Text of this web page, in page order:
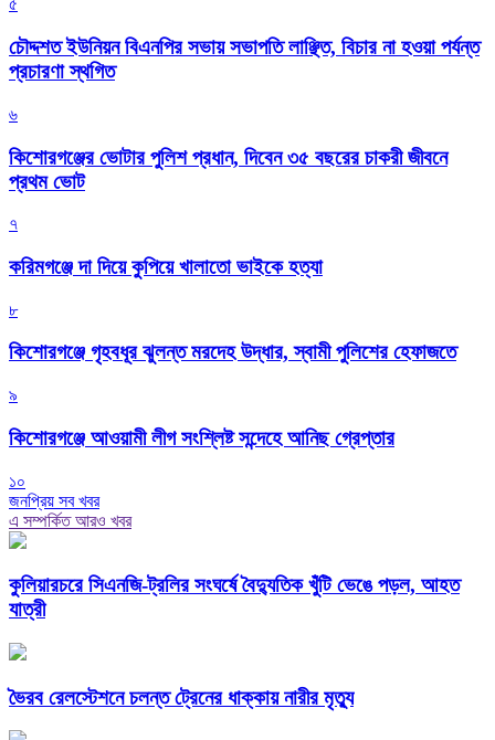
৫
চৌদ্দশত ইউনিয়ন বিএনপির সভায় সভাপতি লাঞ্ছিত, বিচার না হওয়া পর্যন্ত
প্রচারণা স্থগিত
৬
কিশোরগঞ্জের ভোটার পুলিশ প্রধান, দিবেন ৩৫ বছরের চাকরী জীবনে
প্রথম ভোট
৭
করিমগঞ্জে দা দিয়ে কুপিয়ে খালাতো ভাইকে হত্যা
৮
কিশোরগঞ্জে গৃহবধূর ঝুলন্ত মরদেহ উদ্ধার, স্বামী পুলিশের হেফাজতে
৯
কিশোরগঞ্জে আওয়ামী লীগ সংশ্লিষ্ট সন্দেহে আনিছ গ্রেপ্তার
১০
জনপ্রিয় সব খবর
এ সম্পর্কিত আরও খবর
কুলিয়ারচরে সিএনজি-ট্রলির সংঘর্ষে বৈদ্যুতিক খুঁটি ভেঙে পড়ল, আহত
যাত্রী
ভৈরব রেলস্টেশনে চলন্ত ট্রেনের ধাক্কায় নারীর মৃত্যু